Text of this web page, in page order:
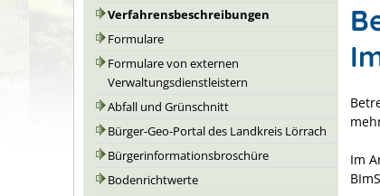
Verfahrensbeschreibungen
Formulare
Formulare von externen
Verwaltungsdienstleistern
Abfall und Grünschnitt
Bürger-Geo-Portal des Landkreis Lörrach
Bürgerinformationsbroschüre
Bodenrichtwerte
Im